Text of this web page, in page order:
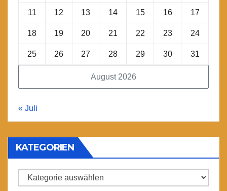
August 2026
11 12 13 14 15 16 17
18 19 20 21 22 23 24
25 26 27 28 29 30 31
« Juli
KATEGORIEN
Kategorien